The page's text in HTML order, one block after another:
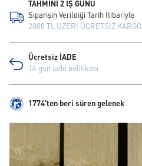
TAHMİNİ 2 İŞ GÜNÜ
Siparişin Verildiği Tarih İtibariyle
2000 TL ÜZERİ ÜCRETSİZ KARGO
Ücretsiz İADE
14 gün iade politikası
1774'ten beri süren gelenek